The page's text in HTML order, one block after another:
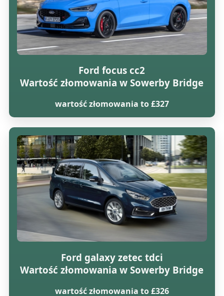
Ford focus cc2
Wartość złomowania w Sowerby Bridge
wartość złomowania to £327
Ford galaxy zetec tdci
Wartość złomowania w Sowerby Bridge
wartość złomowania to £326